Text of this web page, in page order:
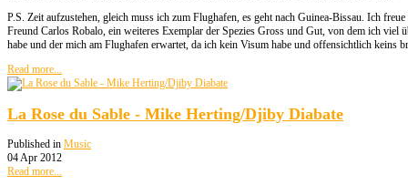
P.S. Zeit aufzustehen, gleich muss ich zum Flughafen, es geht nach Guinea-Bissau. Ich
Freund Carlos Robalo, ein weiteres Exemplar der Spezies Gross und Gut, von dem ich viel
habe und der mich am Flughafen erwartet, da ich kein Visum habe und offensichtlich keins
Read more...
La Rose du Sable - Mike Herting/Djiby Diabate
Published in Music
04 Apr 2012
Read more...